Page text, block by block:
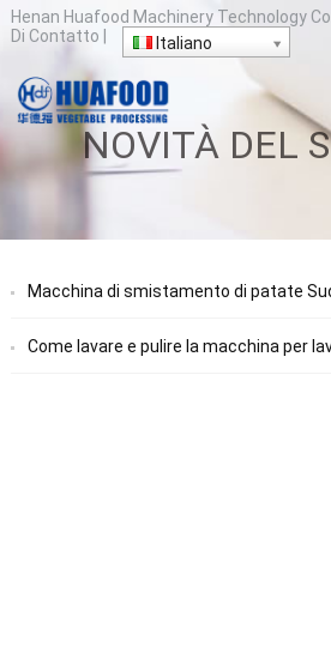
Henan Huafood Machinery Technology
Di Contatto Italiano
Macchina di smistamento di patate
Come lavare e pulire la macchina per lavarsi